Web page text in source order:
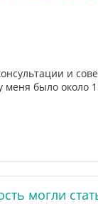
и
было около
могли